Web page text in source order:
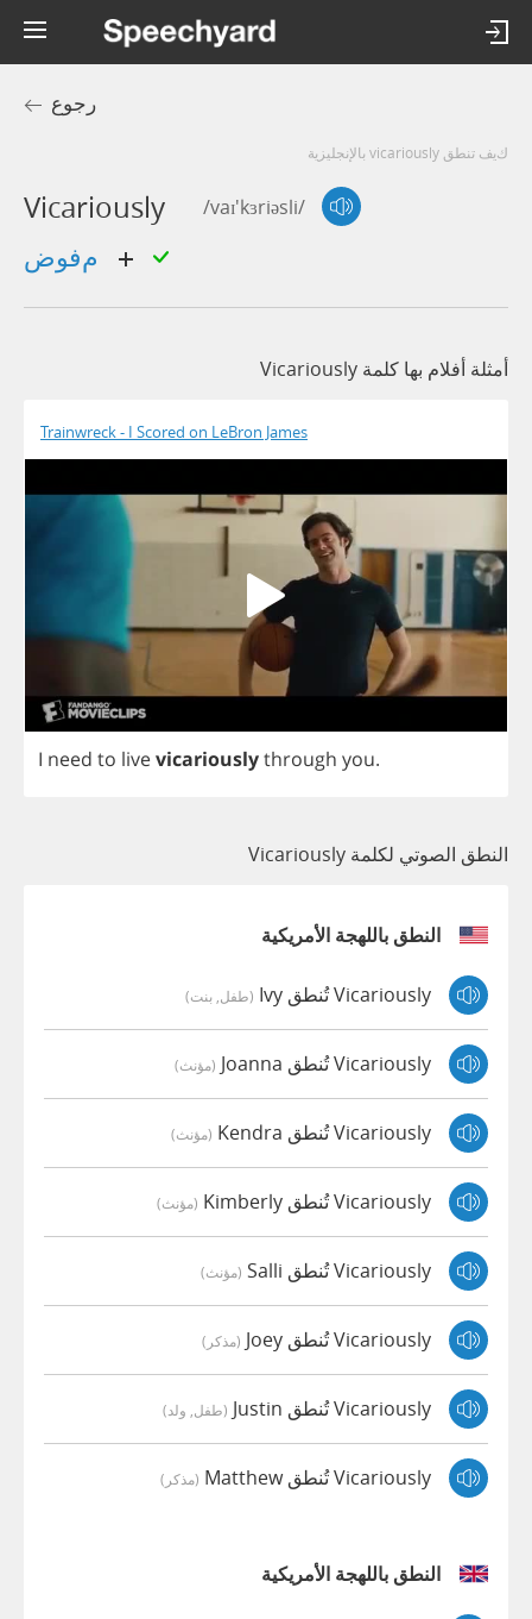
رجوع
كيف تنطق vicariously بالإنجليزية
Vicariously /vaɪ'kɜriəsli/
أمثلة أفلام بها كلمة Vicariously
Trainwreck - I Scored on LeBron James
I need to livevicariouslythrough you.
النطق الصوتي لكلمة Vicariously
النطق باللهجة الأمريكية
Vicariously تُنطق Ivy (طفل, بنت)
Vicariously تُنطق Joanna (مؤنث)
Vicariously تُنطق Kendra (مؤنث)
Vicariously تُنطق Kimberly (مؤنث)
Vicariously تُنطق Salli (مؤنث)
Vicariously تُنطق Joey (مذكر)
Vicariously تُنطق Justin (طفل, ولد)
Vicariously تُنطق Matthew (مذكر)
النطق باللهجة الأمريكية